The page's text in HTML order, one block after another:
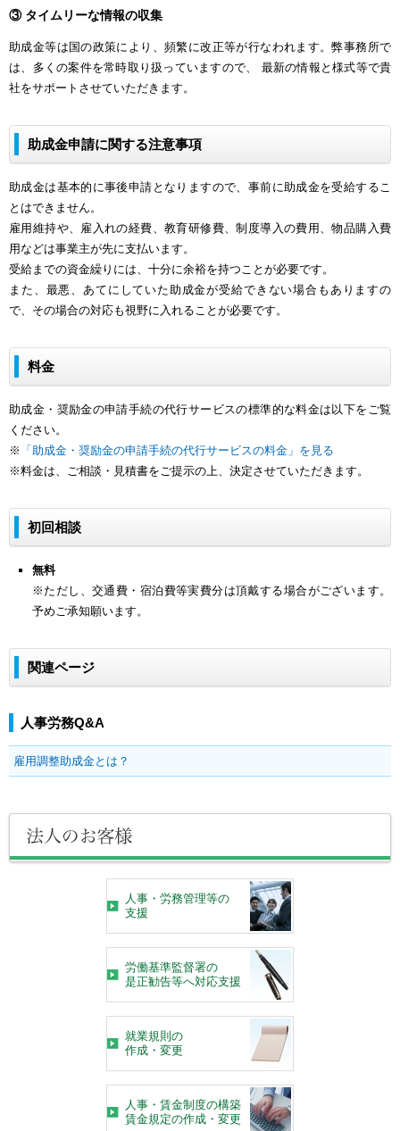
③ タイムリーな情報の収集
助成金等は国の政策により、頻繁に改正等が行なわれます。弊事務所で
は、多くの案件を常時取り扱っていますので、 最新の情報と様式等で貴
社をサポートさせていただきます。
助成金申請に関する注意事項
助成金は基本的に事後申請となりますので、事前に助成金を受給するこ
とはできません。
雇用維持や、雇入れの経費、教育研修費、制度導入の費用、物品購入費
用などは事業主が先に支払います。
受給までの資金繰りには、十分に余裕を持つことが必要です。
また、最悪、あてにしていた助成金が受給できない場合もありますの
で、その場合の対応も視野に入れることが必要です。
料金
助成金・奨励金の申請手続の代行サービスの標準的な料金は以下をご覧
ください。
※ 「助成金・奨励金の申請手続の代行サービスの料金」を見る
※料金は、ご相談・見積書をご提示の上、決定させていただきます。
初回相談
無料
※ただし、交通費・宿泊費等実費分は頂戴する場合がございます。
予めご承知願います。
関連ページ
人事労務Q&A
雇用調整助成金とは？
人事・労務管理等の
支援
労働基準監督署の
是正勧告等へ対応支援
就業規則の
作成・変更
人事・賃金制度の構築
賃金規定の作成・変更